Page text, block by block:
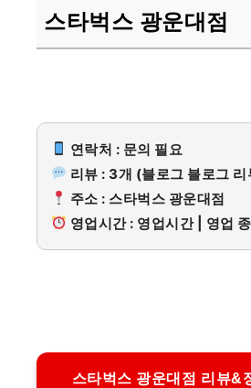
스타벅스 광운대점
연락처 : 문의 필요
리뷰 : 3개 (블로그 블로그
주소 : 스타벅스 광운대점
영업시간 : 영업시간 | 영업
스타벅스 광운대점 리뷰&